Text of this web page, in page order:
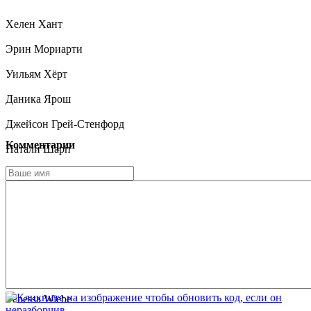
Хелен Хант
Эрин Мориарти
Уильям Хёрт
Даника Ярош
Джейсон Грей-Стенфорд
Натали Шарп
Тиера Сковбай
Vanessa Wiebe
Комментарии